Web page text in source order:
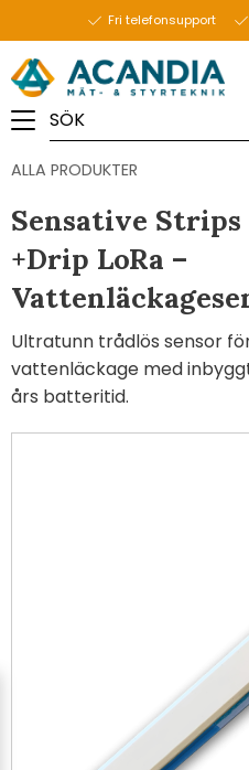
Fri telefonsupport
ALLA PRODUKTER
Sensative
+Drip LoRa –
Ultratunn trådlös sensor
vattenläckage med
års batteritid.